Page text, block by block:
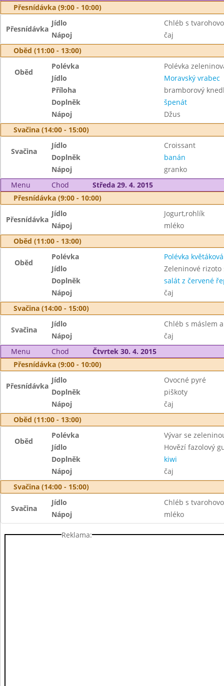
Přesnídávka (9:00 - 10:00)
Přesnídávka
Jídlo
Chléb s
Nápoj
čaj
Oběd (11:00 - 13:00)
Oběd
Polévka
Polévka
Jídlo
Moravský vrabec
Příloha
bramborový
Doplněk
špenát
Nápoj
Džus
Svačina (14:00 - 15:00)
Svačina
Jídlo
Croissant
Doplněk
banán
Nápoj
granko
Menu
Chod
Středa 29. 4. 2015
Přesnídávka (9:00 - 10:00)
Přesnídávka
Jídlo
Jogurt,rohlík
Nápoj
mléko
Oběd (11:00 - 13:00)
Oběd
Polévka
Polévka květáková
Jídlo
Zeleninové
Doplněk
salát z červené
Nápoj
čaj
Svačina (14:00 - 15:00)
Svačina
Jídlo
Chléb s máslem
Nápoj
čaj
Menu
Chod
Čtvrtek 30. 4. 2015
Přesnídávka (9:00 - 10:00)
Přesnídávka
Jídlo
Ovocné pyré
Doplněk
piškoty
Nápoj
čaj
Oběd (11:00 - 13:00)
Oběd
Polévka
Vývar se
Jídlo
Hovězí fazolový
Doplněk
kiwi
Nápoj
čaj
Svačina (14:00 - 15:00)
Svačina
Jídlo
Chléb s
Nápoj
mléko
Reklama: